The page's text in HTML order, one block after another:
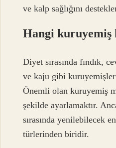
ve kalp sağlığını
Hangi kuruyemiş
Diyet sırasında fındık,
ve kaju gibi
Önemli olan kuruyemiş
şekilde ayarlamaktır.
sırasında yenilebilecek
türlerinden biridir.